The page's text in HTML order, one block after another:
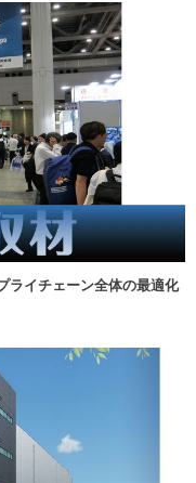
ライチェーン全体の最適化